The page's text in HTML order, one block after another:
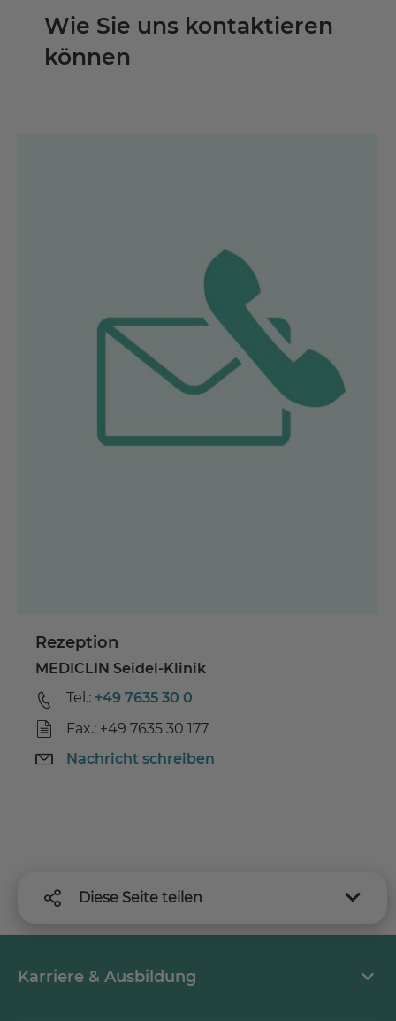
Wie Sie uns kontaktieren
können
Rezeption
MEDICLIN Seidel-Klinik
Tel.: +49 7635 30 0
Fax.: +49 7635 30 177
Nachricht schreiben
Diese Seite teilen
Karriere & Ausbildung